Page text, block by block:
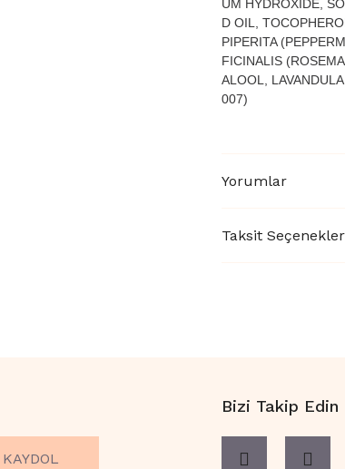
UM HYDROXIDE,
D OIL,
PIPERITA
FICINALIS
ALOOL,
007)
Yorumlar
Taksit
KAYDOL
Bizi Takip Edin